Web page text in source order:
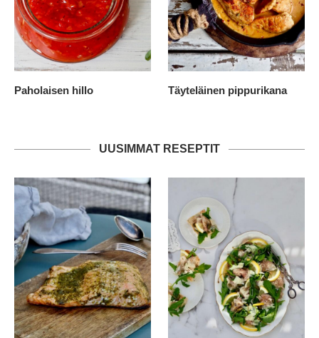
Paholaisen hillo Täyteläinen pippurikana
UUSIMMAT RESEPTIT